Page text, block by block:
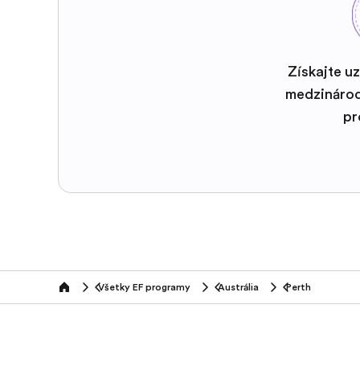
Získajte
home Všetky EF programy Austrália Perth